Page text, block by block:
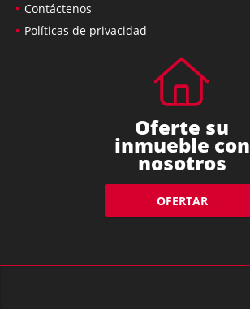
Contáctenos
Políticas de privacidad
Oferte su
inmueble con
nosotros
OFERTAR